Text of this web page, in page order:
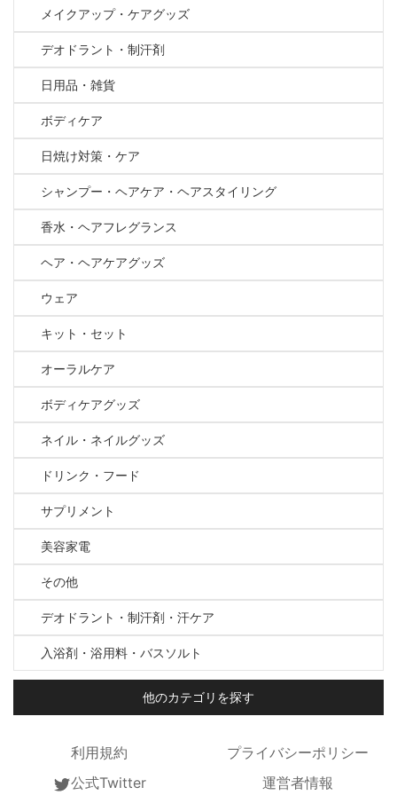
メイクアップ・ケアグッズ
デオドラント・制汗剤
日用品・雑貨
ボディケア
日焼け対策・ケア
シャンプー・ヘアケア・ヘアスタイリング
香水・ヘアフレグランス
ヘア・ヘアケアグッズ
ウェア
キット・セット
オーラルケア
ボディケアグッズ
ネイル・ネイルグッズ
ドリンク・フード
サプリメント
美容家電
その他
デオドラント・制汗剤・汗ケア
入浴剤・浴用料・バスソルト
他のカテゴリを探す
利用規約
プライバシーポリシー
公式Twitter
運営者情報